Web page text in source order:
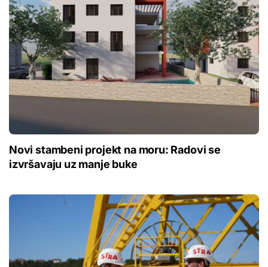
Novi stambeni projekt na moru: Radovi se
izvršavaju uz manje buke